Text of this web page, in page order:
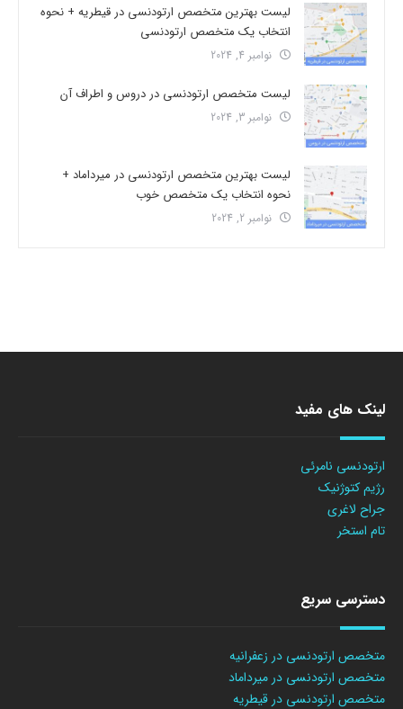
لیست بهترین متخصص ارتودنسی در قیطریه + نحوه
انتخاب یک متخصص ارتودنسی
نوامبر 4, 2024
لیست متخصص ارتودنسی در دروس و اطراف آن
نوامبر 3, 2024
لیست بهترین متخصص ارتودنسی در میرداماد +
نحوه انتخاب یک متخصص خوب
نوامبر 2, 2024
لینک های مفید
ارتودنسی نامرئی
رژیم کتوژنیک
جراح لاغری
تام استخر
دسترسی سریع
متخصص ارتودنسی در زعفرانیه
متخصص ارتودنسی در میرداماد
متخصص ارتودنسی در قیطریه